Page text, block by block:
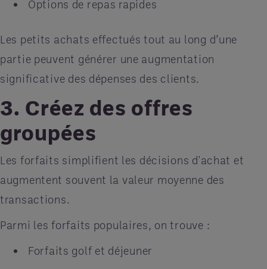
Options de repas rapides
Les petits achats effectués tout au long d’une
partie peuvent générer une augmentation
significative des dépenses des clients.
3. Créez des offres
groupées
Les forfaits simplifient les décisions d'achat et
augmentent souvent la valeur moyenne des
transactions.
Parmi les forfaits populaires, on trouve :
Forfaits golf et déjeuner